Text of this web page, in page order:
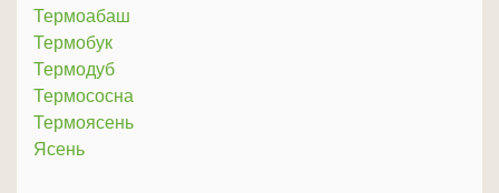
Термоабаш
Термобук
Термодуб
Термососна
Термоясень
Ясень